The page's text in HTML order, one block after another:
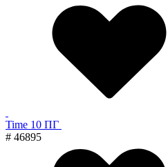
Time 10 ПГ
# 46895